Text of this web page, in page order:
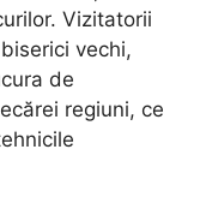
Vizitatorii
vechi,
de
regiuni, ce